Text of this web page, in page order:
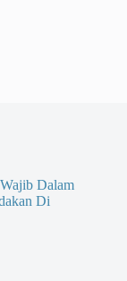
Dalam
Di